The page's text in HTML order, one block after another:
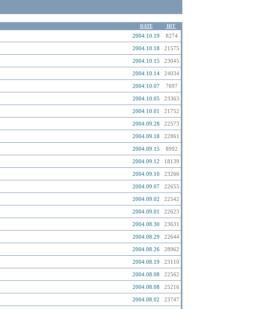
DATE HIT
2004.10.19 8274
2004.10.18 21575
2004.10.15 23045
2004.10.14 24034
2004.10.07 7697
2004.10.05 23363
2004.10.01 21752
2004.09.28 22573
2004.09.18 22861
2004.09.15 8992
2004.09.12 18139
2004.09.10 23266
2004.09.07 22655
2004.09.02 22542
2004.09.01 22623
2004.08.30 23631
2004.08.29 22644
2004.08.26 28962
2004.08.19 23110
2004.08.08 22562
2004.08.08 25216
2004.08.02 23747